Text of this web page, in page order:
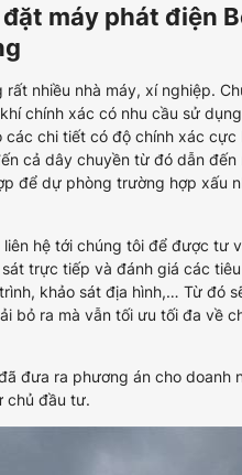
máy phát điện
nhiều nhà máy, xí nghiệp.
chính xác có nhu cầu sử
chi tiết có độ chính xác
cả dây chuyền từ đó dẫn
để dự phòng trường hợp xấu
hệ tới chúng tôi để được tư
trực tiếp và đánh giá các
khảo sát địa hình,… Từ đó
bỏ ra mà vẫn tối ưu tối đa về
đưa ra phương án cho doanh
chủ đầu tư.